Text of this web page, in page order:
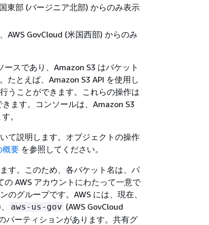
東部 (バージニア北部) からのみ表示
AWS GovCloud (米国西部) からのみ
スであり、Amazon S3 はバケット
たとえば、Amazon S3 API を使用し
うことができます。これらの操作は
ます。コンソールは、Amazon S3
。
て説明します。オブジェクトの操作
概要 を参照してください。
す。このため、各バケット名は、パ
AWS アカウントにわたって一意で
グループです。AWS には、現在、
aws-us-gov (AWS GovCloud
パーティションがあります。共有グ